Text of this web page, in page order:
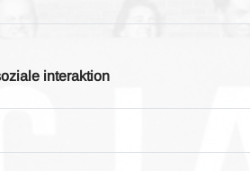
interaktion